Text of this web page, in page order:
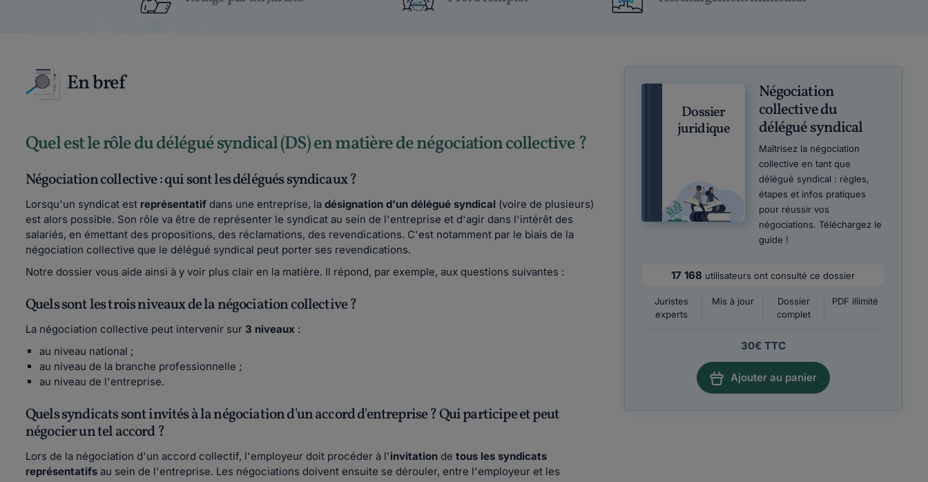
En bref
Quel est le rôle du délégué syndical (DS) en matière de négociation collective ?
Négociation collective : qui sont les délégués syndicaux ?
Lorsqu'un syndicat est représentatif dans une entreprise, la désignation d'un délégué syndical (voire de plusieurs)
est alors possible. Son rôle va être de représenter le syndicat au sein de l'entreprise et d'agir dans l'intérêt des
salariés, en émettant des propositions, des réclamations, des revendications. C'est notamment par le biais de la
négociation collective que le délégué syndical peut porter ses revendications.
Notre dossier vous aide ainsi à y voir plus clair en la matière. Il répond, par exemple, aux questions suivantes :
Quels sont les trois niveaux de la négociation collective ?
La négociation collective peut intervenir sur 3 niveaux :
au niveau national ;
au niveau de la branche professionnelle ;
au niveau de l'entreprise.
Quels syndicats sont invités à la négociation d'un accord d'entreprise ? Qui participe et peut
négocier un tel accord ?
Lors de la négociation d'un accord collectif, l'employeur doit procéder à l'invitation de tous les syndicats
représentatifs au sein de l'entreprise. Les négociations doivent ensuite se dérouler, entre l'employeur et les
Dossier
juridique
Négociation
collective du
délégué syndical
Maîtrisez la négociation
collective en tant que
délégué syndical : règles,
étapes et infos pratiques
pour réussir vos
négociations. Téléchargez le
guide !
17 168 utilisateurs ont consulté ce dossier
Juristes
experts
Mis à jour
Dossier
complet
PDF illimité
30€ TTC
Ajouter au panier